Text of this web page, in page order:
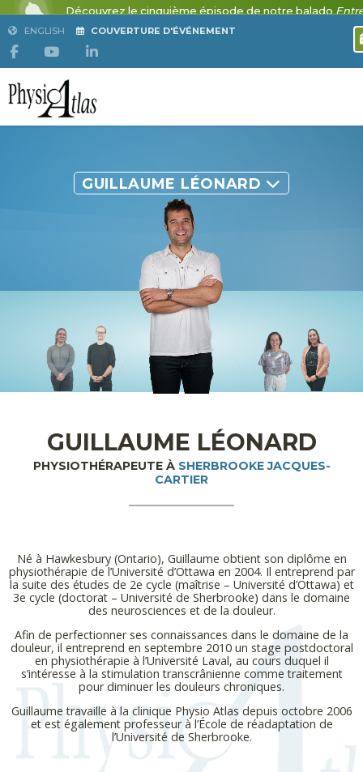
ENGLISH COUVERTURE D'ÉVÉNEMENT
GUILLAUME LÉONARD
GUILLAUME LÉONARD
PHYSIOTHÉRAPEUTE À SHERBROOKE JACQUES-
CARTIER
Né à Hawkesbury (Ontario), Guillaume obtient son diplôme en
physiothérapie de l’Université d’Ottawa en 2004. Il entreprend par
la suite des études de 2e cycle (maîtrise – Université d’Ottawa) et
3e cycle (doctorat – Université de Sherbrooke) dans le domaine
des neurosciences et de la douleur.
Afin de perfectionner ses connaissances dans le domaine de la
douleur, il entreprend en septembre 2010 un stage postdoctoral
en physiothérapie à l’Université Laval, au cours duquel il
s’intéresse à la stimulation transcrânienne comme traitement
pour diminuer les douleurs chroniques.
Guillaume travaille à la clinique Physio Atlas depuis octobre 2006
et est également professeur à l’École de réadaptation de
l’Université de Sherbrooke.